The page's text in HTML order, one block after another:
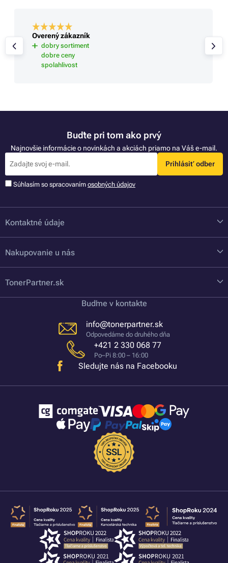
Overený zákazník
dobry sortiment
dobre ceny
spolahlivost
Buďte pri tom ako prvý
Najnovšie informácie o novinkách a akciách priamo na Váš e-mail.
Prihlásiť odber
Súhlasím so spracovaním osobných údajov
Kontaktné údaje
Nakupovanie u nás
TonerPartner.sk
Buďme v kontakte
info@tonerpartner.sk
Odpovedáme do druhého dňa
+421 2 330 068 77
Po–Pi 8:00 – 16:00
Sledujte nás na Facebooku